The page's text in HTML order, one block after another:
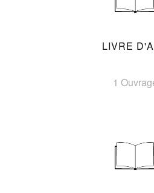
LIVRE
1